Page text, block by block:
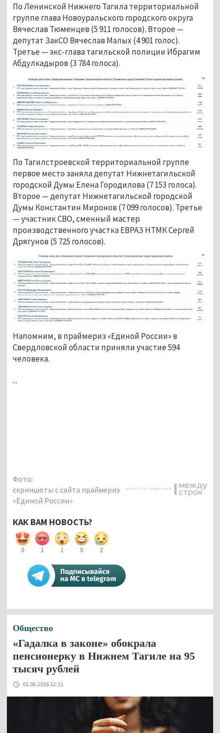
По Ленинской Нижнего Тагила территориальной
группе глава Новоуральского городского округа
Вячеслав Тюменцев (5 911 голосов). Второе —
депутат ЗакСО Вячеслав Малых (4 901 голос).
Третье — экс-глава тагильской полиции Ибрагим
Абдулкадыров (3 784 голоса).
По Тагилстроевской территориальной группе
первое место заняла депутат Нижнетагильской
городской Думы Елена Городилова (7 153 голоса).
Второе — депутат Нижнетагильской городской
Думы Константин Миронов (7 099 голосов). Третье
— участник СВО, сменный мастер
производственного участка ЕВРАЗ НТМК Сергей
Дрягунов (5 725 голосов).
Напомним, в праймериз «Единой России» в
Свердловской области приняли участие 594
человека.
...
Фото:
скриншоты с сайта праймериз
«Единой России»
КАК ВАМ НОВОСТЬ?
0 1 1 0 2
Общество
«Гадалка в законе» обокрала
пенсионерку в Нижнем Тагиле на 95
тысяч рублей
01.06.2026 12:11